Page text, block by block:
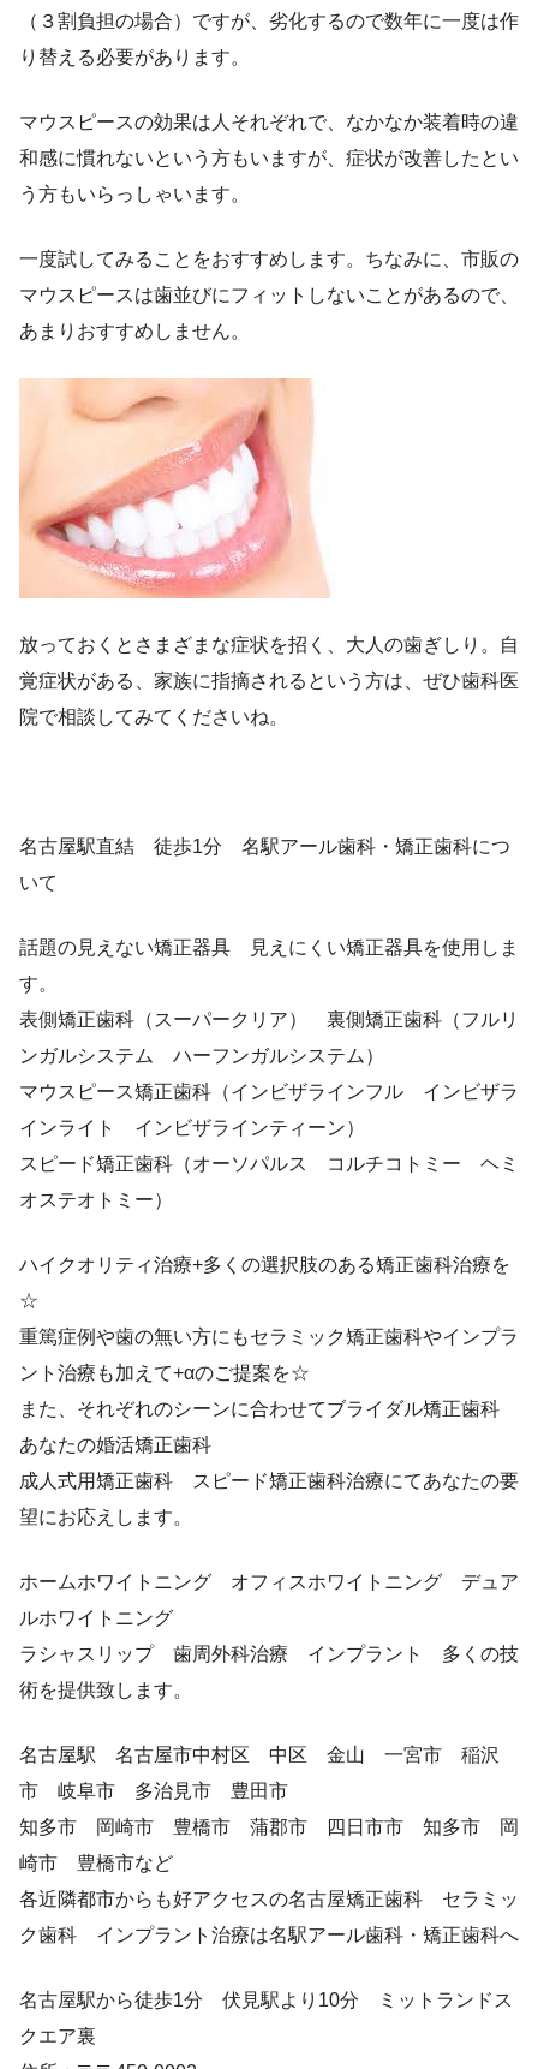
（３割負担の場合）ですが、劣化するので数年に一度は作
り替える必要があります。
マウスピースの効果は人それぞれで、なかなか装着時の違
和感に慣れないという方もいますが、症状が改善したとい
う方もいらっしゃいます。
一度試してみることをおすすめします。ちなみに、市販の
マウスピースは歯並びにフィットしないことがあるので、
あまりおすすめしません。
放っておくとさまざまな症状を招く、大人の歯ぎしり。自
覚症状がある、家族に指摘されるという方は、ぜひ歯科医
院で相談してみてくださいね。
名古屋駅直結 徒歩1分 名駅アール歯科・矯正歯科につ
いて
話題の見えない矯正器具 見えにくい矯正器具を使用しま
す。
表側矯正歯科（スーパークリア） 裏側矯正歯科（フルリ
ンガルシステム ハーフンガルシステム）
マウスピース矯正歯科（インビザラインフル インビザラ
インライト インビザラインティーン）
スピード矯正歯科（オーソパルス コルチコトミー ヘミ
オステオトミー）
ハイクオリティ治療+多くの選択肢のある矯正歯科治療を
☆
重篤症例や歯の無い方にもセラミック矯正歯科やインプラ
ント治療も加えて+αのご提案を☆
また、それぞれのシーンに合わせてブライダル矯正歯科
あなたの婚活矯正歯科
成人式用矯正歯科 スピード矯正歯科治療にてあなたの要
望にお応えします。
ホームホワイトニング オフィスホワイトニング デュア
ルホワイトニング
ラシャスリップ 歯周外科治療 インプラント 多くの技
術を提供致します。
名古屋駅 名古屋市中村区 中区 金山 一宮市 稲沢
市 岐阜市 多治見市 豊田市
知多市 岡崎市 豊橋市 蒲郡市 四日市市 知多市 岡
崎市 豊橋市など
各近隣都市からも好アクセスの名古屋矯正歯科 セラミッ
ク歯科 インプラント治療は名駅アール歯科・矯正歯科へ
名古屋駅から徒歩1分 伏見駅より10分 ミットランドス
クエア裏